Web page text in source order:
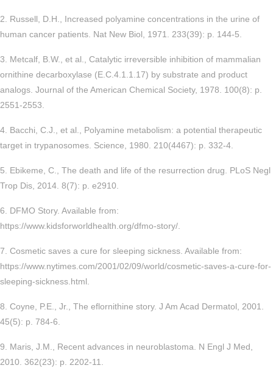
2. Russell, D.H., Increased polyamine concentrations in the urine of
human cancer patients. Nat New Biol, 1971. 233(39): p. 144-5.
3. Metcalf, B.W., et al., Catalytic irreversible inhibition of mammalian
ornithine decarboxylase (E.C.4.1.1.17) by substrate and product
analogs. Journal of the American Chemical Society, 1978. 100(8): p.
2551-2553.
4. Bacchi, C.J., et al., Polyamine metabolism: a potential therapeutic
target in trypanosomes. Science, 1980. 210(4467): p. 332-4.
5. Ebikeme, C., The death and life of the resurrection drug. PLoS Negl
Trop Dis, 2014. 8(7): p. e2910.
6. DFMO Story. Available from:
https://www.kidsforworldhealth.org/dfmo-story/.
7. Cosmetic saves a cure for sleeping sickness. Available from:
https://www.nytimes.com/2001/02/09/world/cosmetic-saves-a-cure-for-
sleeping-sickness.html.
8. Coyne, P.E., Jr., The eflornithine story. J Am Acad Dermatol, 2001.
45(5): p. 784-6.
9. Maris, J.M., Recent advances in neuroblastoma. N Engl J Med,
2010. 362(23): p. 2202-11.